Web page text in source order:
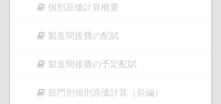
個別原価計算概要
製造間接費の配賦
製造間接費の予定配賦
部門別個別原価計算（前編）